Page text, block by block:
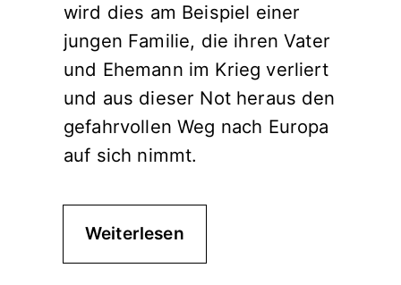
wird dies am Beispiel einer
jungen Familie, die ihren Vater
und Ehemann im Krieg verliert
und aus dieser Not heraus den
gefahrvollen Weg nach Europa
auf sich nimmt.
Weiterlesen